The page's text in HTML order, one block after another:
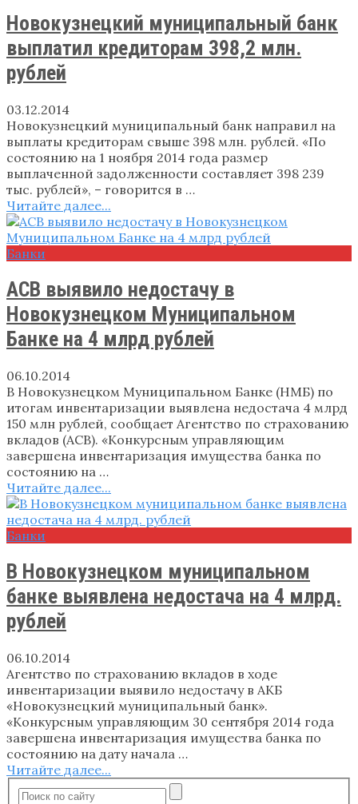
Новокузнецкий муниципальный банк
выплатил кредиторам 398,2 млн.
рублей
03.12.2014
Новокузнецкий муниципальный банк направил на
выплаты кредиторам свыше 398 млн. рублей. «По
состоянию на 1 ноября 2014 года размер
выплаченной задолженности составляет 398 239
тыс. рублей», – говорится в …
Читайте далее...
Банки
АСВ выявило недостачу в
Новокузнецком Муниципальном
Банке на 4 млрд рублей
06.10.2014
В Новокузнецком Муниципальном Банке (НМБ) по
итогам инвентаризации выявлена недостача 4 млрд
150 млн рублей, сообщает Агентство по страхованию
вкладов (АСВ). «Конкурсным управляющим
завершена инвентаризация имущества банка по
состоянию на …
Читайте далее...
Банки
В Новокузнецком муниципальном
банке выявлена недостача на 4 млрд.
рублей
06.10.2014
Агентство по страхованию вкладов в ходе
инвентаризации выявило недостачу в АКБ
«Новокузнецкий муниципальный банк».
«Конкурсным управляющим 30 сентября 2014 года
завершена инвентаризация имущества банка по
состоянию на дату начала …
Читайте далее...